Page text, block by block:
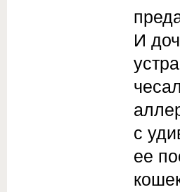
И
с
ее